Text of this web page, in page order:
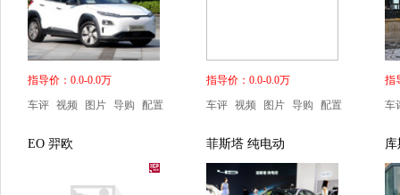
指导价：0.0-0.0万
车评 视频 图片 导购 配置
指导价：0.0-0.0万
车评 视频 图片 导购 配置
指
车
EO 羿欧 菲斯塔 纯电动